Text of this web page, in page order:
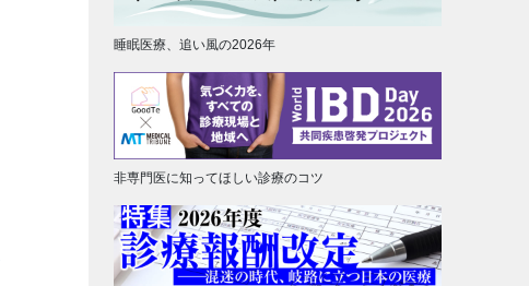
睡眠医療、追い風の2026年
非専門医に知ってほしい診療のコツ